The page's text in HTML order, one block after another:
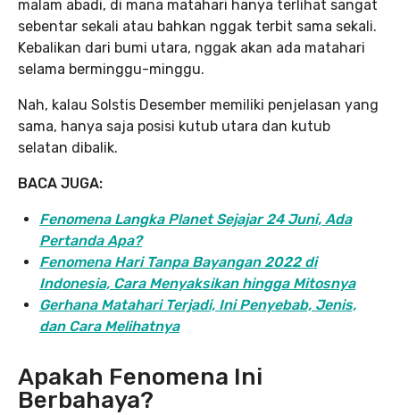
malam abadi, di mana matahari hanya terlihat sangat
sebentar sekali atau bahkan nggak terbit sama sekali.
Kebalikan dari bumi utara, nggak akan ada matahari
selama berminggu-minggu.
Nah, kalau Solstis Desember memiliki penjelasan yang
sama, hanya saja posisi kutub utara dan kutub
selatan dibalik.
BACA JUGA:
Fenomena Langka Planet Sejajar 24 Juni, Ada
Pertanda Apa?
Fenomena Hari Tanpa Bayangan 2022 di
Indonesia, Cara Menyaksikan hingga Mitosnya
Gerhana Matahari Terjadi, Ini Penyebab, Jenis,
dan Cara Melihatnya
Apakah Fenomena Ini
Berbahaya?